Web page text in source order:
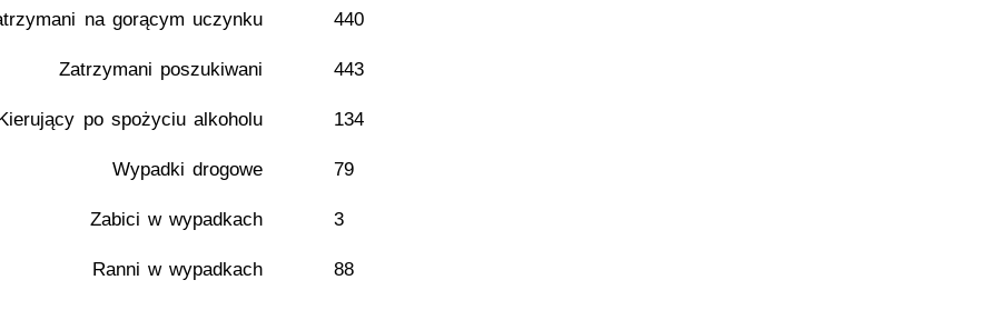
na gorącym uczynku 440
Zatrzymani poszukiwani 443
po spożyciu alkoholu 134
Wypadki drogowe 79
Zabici w wypadkach 3
Ranni w wypadkach 88